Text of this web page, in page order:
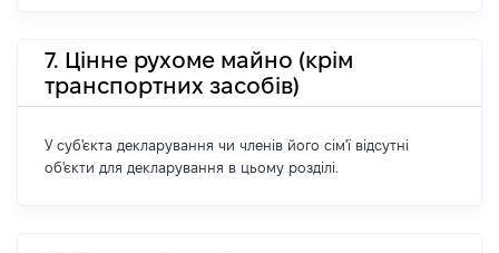
7. Цінне рухоме майно (крім
транспортних засобів)
У суб'єкта декларування чи членів його сім'ї відсутні
об'єкти для декларування в цьому розділі.